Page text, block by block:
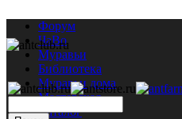
Форум
ЧаВо
Муравьи
Библиотека
Муравьи дома
Мастерская
Каталог